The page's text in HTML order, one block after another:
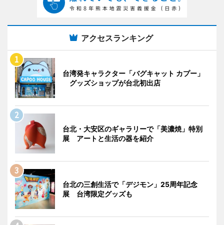
アクセスランキング
台湾発キャラクター「バグキャット カプー」
グッズショップが台北初出店
台北・大安区のギャラリーで「美濃焼」特別
展 アートと生活の器を紹介
台北の三創生活で「デジモン」25周年記念
展 台湾限定グッズも